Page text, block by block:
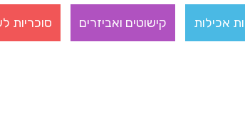
אכילות קישוטים ואביזרים סוכריות